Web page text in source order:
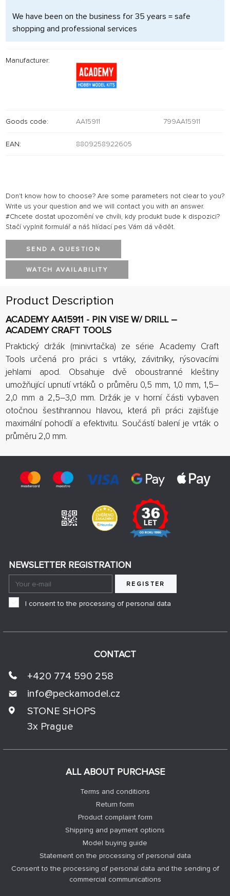
We have been on the business for 35 years = safe
shopping and professional services
Manufacturer:
Goods code: AA15911 799AA15911
EAN: 8809258922605
Don't know how to choose? Are some parameters not clear to you?
Write us your question and we will contact you with an answer.
#Chcete dostat upozornění ve chvíli, kdy produkt bude k dispozici?
Stačí vyplnit formulář a náš hlídací pes Vám dá vědět.
SEND A QUESTION
WATCH AVAILABILITY
Product Description
ACADEMY AA15911 - PIN VISE W/ DRILL –
ACADEMY CRAFT TOOLS
Praktický držák (minivrtačka) ze série Academy Craft
Tools určená pro práci s vrtáky, závitníky, rýsovacími
jehlami apod. Obsahuje dvě oboustranné kleštiny
umožňující upnutí vrtáků o průměru 0,5 mm, 1,0 mm, 1,5–
2,0 mm a 2,5–3,0 mm. Držák je v horní části vybaven
otočnou šestihrannou hlavou, která při práci zajišťuje
maximální pohodlí a efektivitu. Součástí balení je vrták o
průměru 2,0 mm.
ALL ABOUT PURCHASE
Terms and conditions
Return form
Product complaint form
Shipping and payment options
Model buying guide
Statement on the processing of personal data
Consent to the processing of personal data and the sending of
commercial communications
CONTACT
+420 774 590 258
info@peckamodel.cz
STONE SHOPS
3x Prague
NEWSLETTER REGISTRATION
REGISTER
I consent to the processing of personal data